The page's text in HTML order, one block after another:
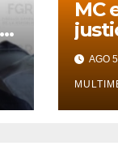
MC
enAGO